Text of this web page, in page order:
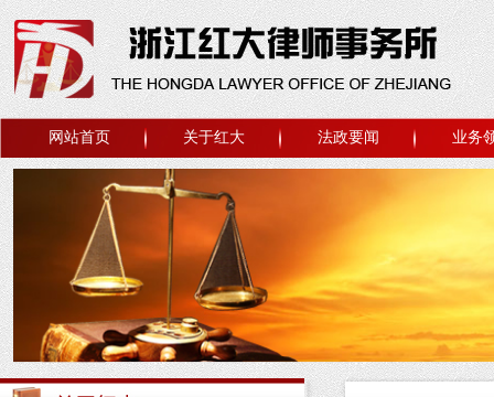
网站首页 关于红大 法政要闻 业务